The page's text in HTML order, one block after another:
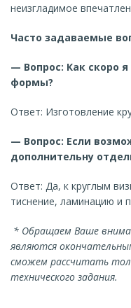
неизгладимое
Часто задаваемые
— Вопрос: Как скоро
формы?
Ответ: Изготовление
— Вопрос: Если
дополнительну
Ответ: Да, к круглым
тиснение, ламинацию и
* Обращаем Ваше
являются
сможем рассчитать
технического задания.